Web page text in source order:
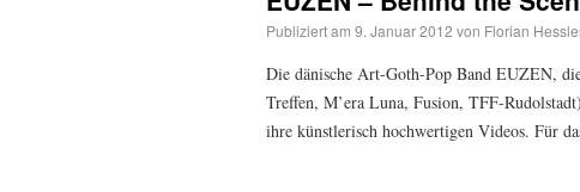
Publiziert am 9. Januar 2012 von Florian
Die dänische Art-Goth-Pop Band EUZEN,
Treffen, M’era Luna, Fusion, TFF-
ihre künstlerisch hochwertigen Videos. Für